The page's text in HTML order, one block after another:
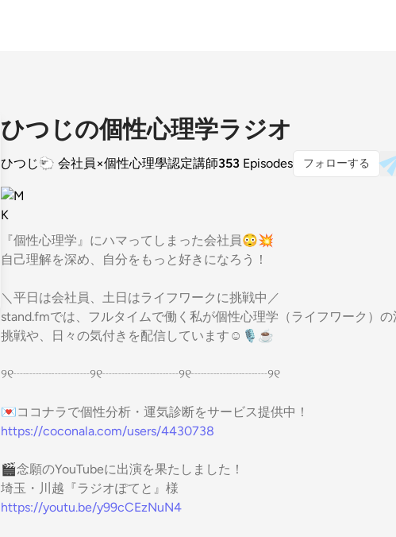
ひつじの個性心理学ラジオ
ひつじ🐑 会社員×個性心理學認定講師353 Episodes フォローする
『個性心理学』にハマってしまった会社員😳💥
自己理解を深め、自分をもっと好きになろう！
＼平日は会社員、土日はライフワークに挑戦中／
stand.fmでは、フルタイムで働く私が個性心理学（ライフワーク）
挑戦や、日々の気付きを配信しています☺️🎙️☕️
୨୧┈┈┈┈┈┈୨୧┈┈┈┈┈┈୨୧┈┈┈┈┈┈୨୧
💌ココナラで個性分析・運気診断をサービス提供中！
https://coconala.com/users/4430738
🎬念願のYouTubeに出演を果たしました！
埼玉・川越『ラジオぽてと』様
https://youtu.be/y99cCEzNuN4